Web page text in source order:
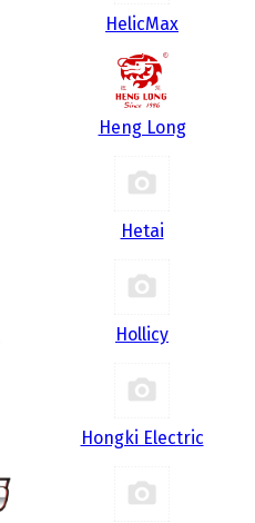
HelicMax
Heng Long
Hetai
Hollicy
Hongki Electric